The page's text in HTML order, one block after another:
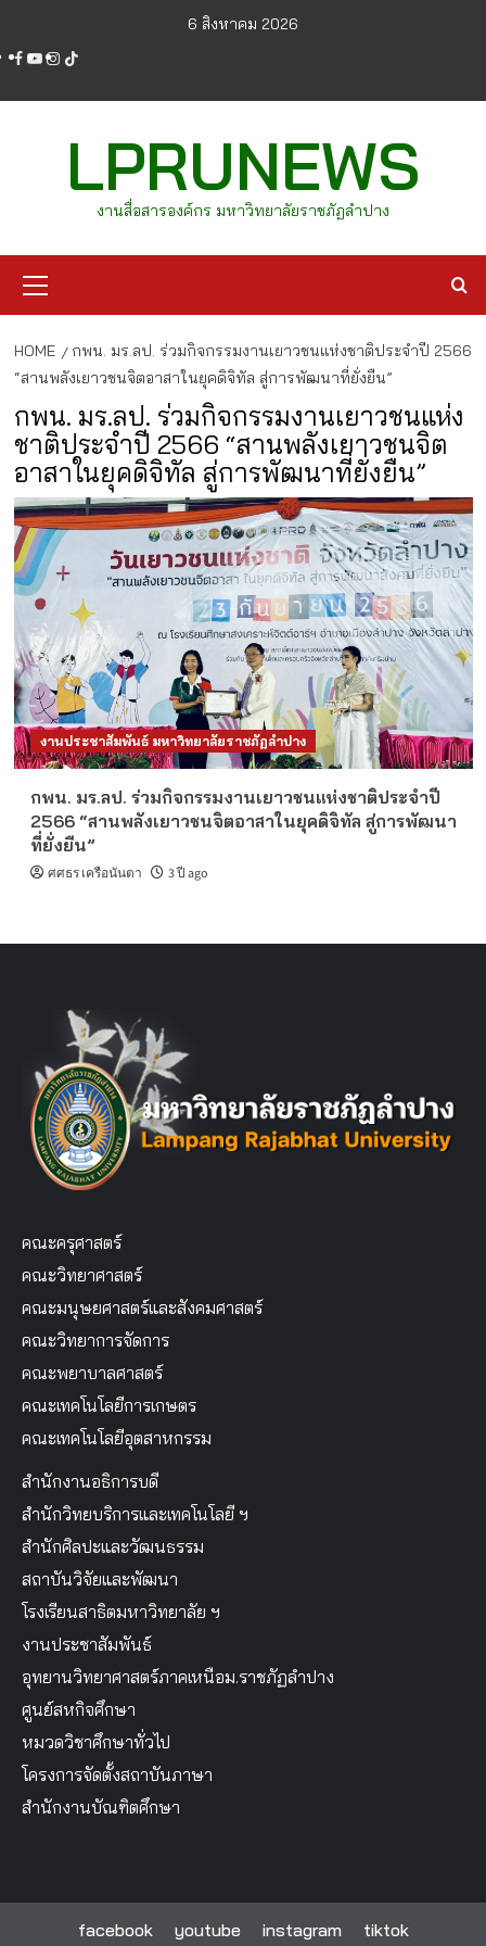
content
6 สิงหาคม 2026
facebook
youtube
instagram
tiktok
LPRUNEWS
งานสื่อสารองค์กร มหาวิทยาลัยราชภัฏลำปาง
Menu
HOME
กพน. มร.ลป. ร่วมกิจกรรมงานเยาวชนแห่งชาติประจำปี 2566
“สานพลังเยาวชนจิตอาสาในยุคดิจิทัล สู่การพัฒนาที่ยั่งยืน”
กพน. มร.ลป. ร่วมกิจกรรมงานเยาวชนแห่ง
ชาติประจำปี 2566 “สานพลังเยาวชนจิต
อาสาในยุคดิจิทัล สู่การพัฒนาที่ยั่งยืน”
งานประชาสัมพันธ์ มหาวิทยาลัยราชภัฏลำปาง
กพน. มร.ลป. ร่วมกิจกรรมงานเยาวชนแห่งชาติประจำปี
2566 “สานพลังเยาวชนจิตอาสาในยุคดิจิทัล สู่การพัฒนา
ที่ยั่งยืน”
ศศธร เครือนันตา 3 ปี ago
คณะครุศาสตร์
คณะวิทยาศาสตร์
คณะมนุษยศาสตร์และสังคมศาสตร์
คณะวิทยาการจัดการ
คณะพยาบาลศาสตร์
คณะเทคโนโลยีการเกษตร
คณะเทคโนโลยีอุตสาหกรรม
สำนักงานอธิการบดี
สำนักวิทยบริการและเทคโนโลยี ฯ
สำนักศิลปะและวัฒนธรรม
สถาบันวิจัยและพัฒนา
โรงเรียนสาธิตมหาวิทยาลัย ฯ
งานประชาสัมพันธ์
อุทยานวิทยาศาสตร์ภาคเหนือม.ราชภัฏลำปาง
ศูนย์สหกิจศึกษา
หมวดวิชาศึกษาทั่วไป
โครงการจัดตั้งสถาบันภาษา
สำนักงานบัณฑิตศึกษา
facebook youtube instagram tiktok